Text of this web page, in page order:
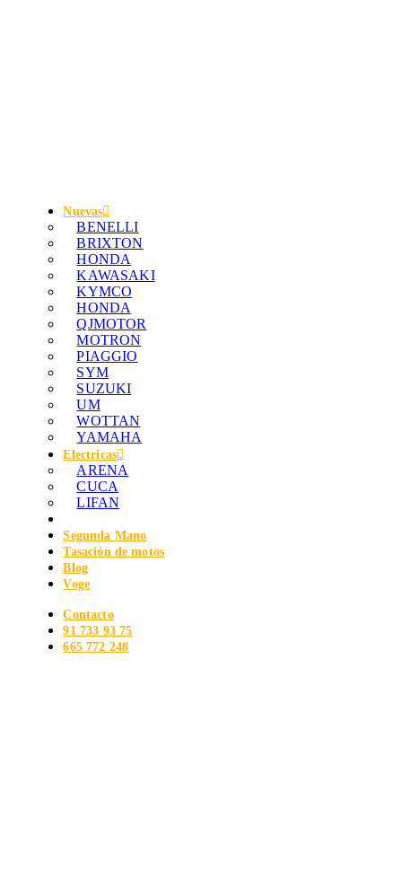
Nuevas
BENELLI
BRIXTON
HONDA
KAWASAKI
KYMCO
HONDA
QJMOTOR
MOTRON
PIAGGIO
SYM
SUZUKI
UM
WOTTAN
YAMAHA
Electricas
ARENA
CUCA
LIFAN
Segunda Mano
Tasación de motos
Blog
Voge
Contacto
91 733 93 75
665 772 248